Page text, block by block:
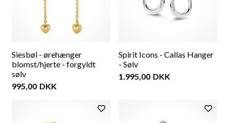
Siesbøl - ørehænger
blomst/hjerte - forgyldt
sølv
995,00 DKK
Spirit Icons - Callas Hanger
- Sølv
1.995,00 DKK